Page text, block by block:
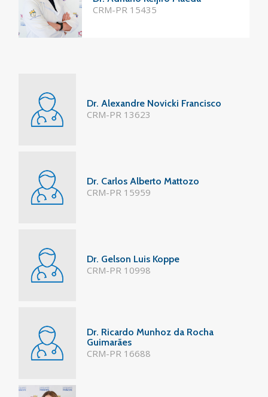
CRM-PR 15435
Dr. Alexandre Novicki Francisco
CRM-PR 13623
Dr. Carlos Alberto Mattozo
CRM-PR 15959
Dr. Gelson Luis Koppe
CRM-PR 10998
Dr. Ricardo Munhoz da Rocha
Guimarães
CRM-PR 16688